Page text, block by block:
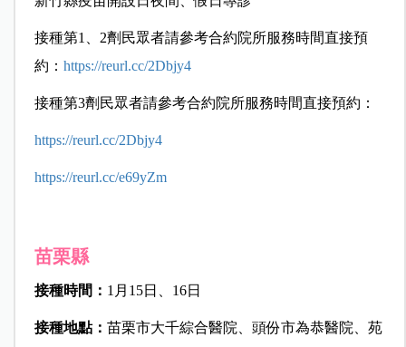
接種第1、2劑民眾者請參考合約院所服務時間直接預
約： https://reurl.cc/2Dbjy4
接種第3劑民眾者請參考合約院所服務時間直接預約：
https://reurl.cc/2Dbjy4
https://reurl.cc/e69yZm
苗栗縣
接種時間： 1月15日、16日
接種地點： 苗栗市大千綜合醫院、頭份市為恭醫院、苑